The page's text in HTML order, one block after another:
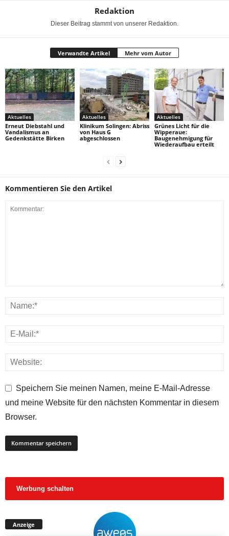
Redaktion
Dieser Beitrag stammt von unserer Redaktion.
Verwandte Artikel Mehr vom Autor
Aktuelles
Erneut Diebstahl und
Vandalismus an
Gedenkstätte Birken
Aktuelles
Klinikum Solingen: Abriss
von Haus G
abgeschlossen
Aktuelles
Grünes Licht für die
Wipperaue:
Baugenehmigung für
Wiederaufbau erteilt
Kommentieren Sie den Artikel
Speichern Sie meinen Namen, meine E-Mail-Adresse
und meine Website für den nächsten Kommentar in diesem
Browser.
Werbung schalten
Anzeige